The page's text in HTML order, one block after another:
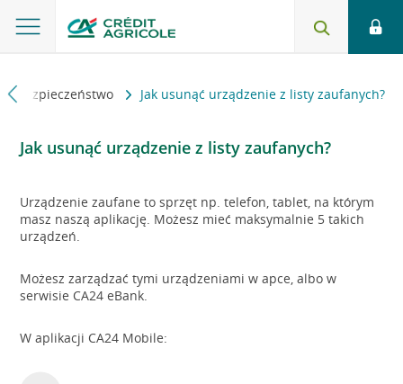
Bezpieczeństwo Jak usunąć urządzenie z listy zaufanych?
Jak usunąć urządzenie z listy zaufanych?
Urządzenie zaufane to sprzęt np. telefon, tablet, na którym
masz naszą aplikację. Możesz mieć maksymalnie 5 takich
urządzeń.
Możesz zarządzać tymi urządzeniami w apce, albo w
serwisie CA24 eBank.
W aplikacji CA24 Mobile: